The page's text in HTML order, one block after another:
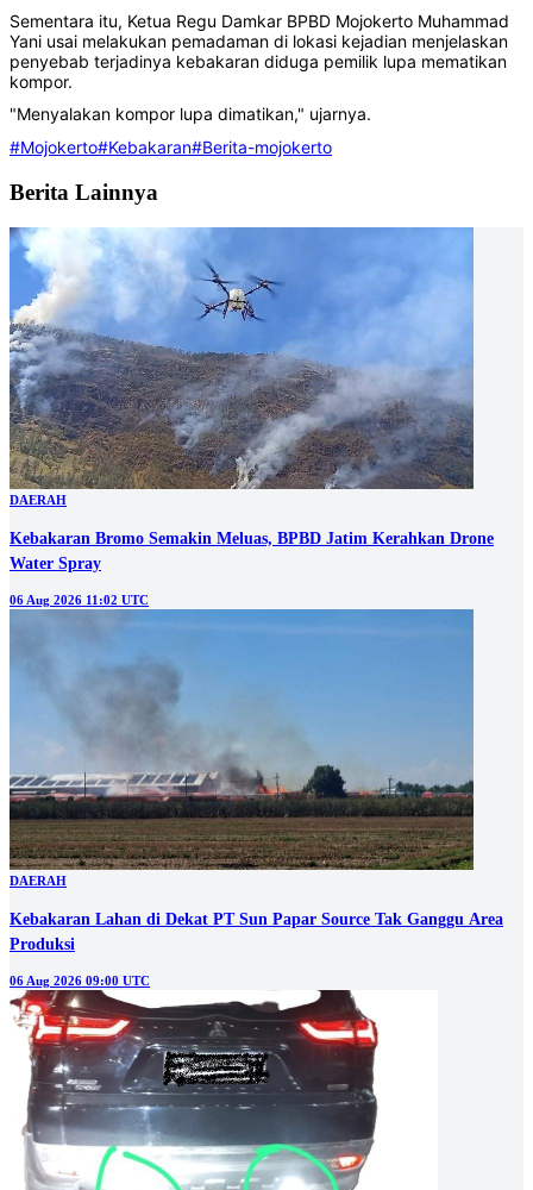
Sementara itu, Ketua Regu Damkar BPBD Mojokerto Muhammad
Yani usai melakukan pemadaman di lokasi kejadian menjelaskan
penyebab terjadinya kebakaran diduga pemilik lupa mematikan
kompor.
"Menyalakan kompor lupa dimatikan," ujarnya.
#Mojokerto#Kebakaran#Berita-mojokerto
Berita Lainnya
DAERAH
Kebakaran Bromo Semakin Meluas, BPBD Jatim Kerahkan Drone
Water Spray
06 Aug 2026 11:02 UTC
DAERAH
Kebakaran Lahan di Dekat PT Sun Papar Source Tak Ganggu Area
Produksi
06 Aug 2026 09:00 UTC